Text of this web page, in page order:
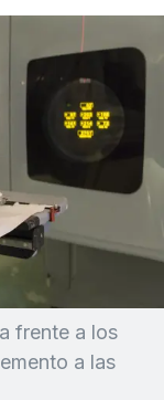
frente a los
a las